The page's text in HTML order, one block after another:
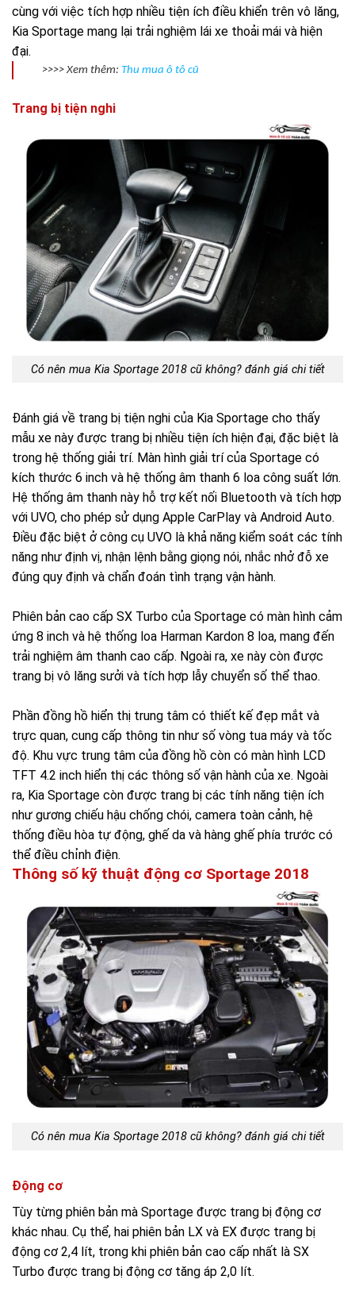
cùng với việc tích hợp nhiều tiện ích điều khiển trên vô lăng,
Kia Sportage mang lại trải nghiệm lái xe thoải mái và hiện
đại.
>>>> Xem thêm: Thu mua ô tô cũ
Trang bị tiện nghi
Có nên mua Kia Sportage 2018 cũ không? đánh giá chi tiết
Đánh giá về trang bị tiện nghi của Kia Sportage cho thấy
mẫu xe này được trang bị nhiều tiện ích hiện đại, đặc biệt là
trong hệ thống giải trí. Màn hình giải trí của Sportage có
kích thước 6 inch và hệ thống âm thanh 6 loa công suất lớn.
Hệ thống âm thanh này hỗ trợ kết nối Bluetooth và tích hợp
với UVO, cho phép sử dụng Apple CarPlay và Android Auto.
Điều đặc biệt ở công cụ UVO là khả năng kiểm soát các tính
năng như định vị, nhận lệnh bằng giọng nói, nhắc nhở đỗ xe
đúng quy định và chẩn đoán tình trạng vận hành.
Phiên bản cao cấp SX Turbo của Sportage có màn hình cảm
ứng 8 inch và hệ thống loa Harman Kardon 8 loa, mang đến
trải nghiệm âm thanh cao cấp. Ngoài ra, xe này còn được
trang bị vô lăng sưởi và tích hợp lẫy chuyển số thể thao.
Phần đồng hồ hiển thị trung tâm có thiết kế đẹp mắt và
trực quan, cung cấp thông tin như số vòng tua máy và tốc
độ. Khu vực trung tâm của đồng hồ còn có màn hình LCD
TFT 4.2 inch hiển thị các thông số vận hành của xe. Ngoài
ra, Kia Sportage còn được trang bị các tính năng tiện ích
như gương chiếu hậu chống chói, camera toàn cảnh, hệ
thống điều hòa tự động, ghế da và hàng ghế phía trước có
thể điều chỉnh điện.
Thông số kỹ thuật động cơ Sportage 2018
Có nên mua Kia Sportage 2018 cũ không? đánh giá chi tiết
Động cơ
Tùy từng phiên bản mà Sportage được trang bị động cơ
khác nhau. Cụ thể, hai phiên bản LX và EX được trang bị
động cơ 2,4 lít, trong khi phiên bản cao cấp nhất là SX
Turbo được trang bị động cơ tăng áp 2,0 lít.